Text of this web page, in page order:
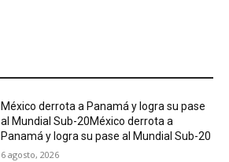
México derrota a Panamá y logra su pase
al Mundial Sub-20México derrota a
Panamá y logra su pase al Mundial Sub-20
6 agosto, 2026